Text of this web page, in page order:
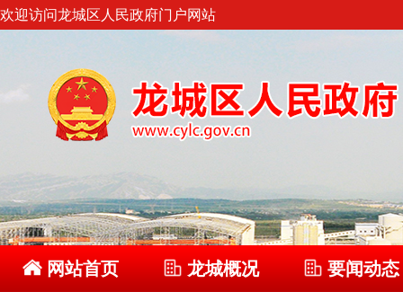
欢迎访问龙城区人民政府门户网站
网站首页 龙城概况 要闻动态